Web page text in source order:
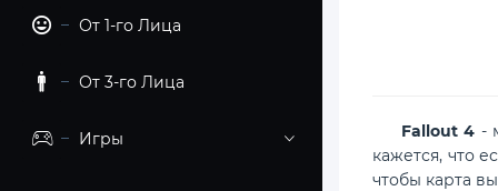
От 1-го Лица
От 3-го Лица
Игры Fallout 4 -
кажется, что
чтобы карта